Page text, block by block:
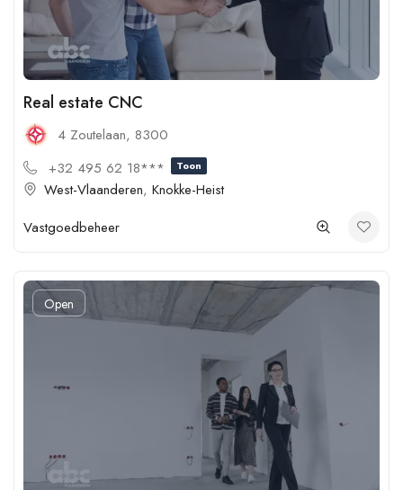
Real estate CNC
4 Zoutelaan, 8300
+32 495 62 18***
Toon
West-Vlaanderen, Knokke-Heist
Vastgoedbeheer
Open